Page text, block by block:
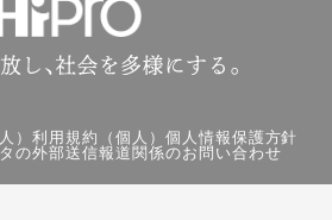
）利用規約（個人） 個人情報保護方針
の外部送信報道関係のお問い合わせ